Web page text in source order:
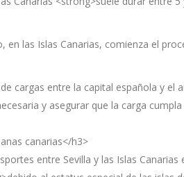
en las Islas Canarias, comienza el
cargas entre la capital española y
y asegurar que la carga
canarias</h3>
entre Sevilla y las Islas